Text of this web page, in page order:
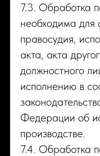
7.3. Обработка
необходима для
правосудия,
акта, акта
должностного
исполнению в
Федерации об
производстве.
7.4. Обработка